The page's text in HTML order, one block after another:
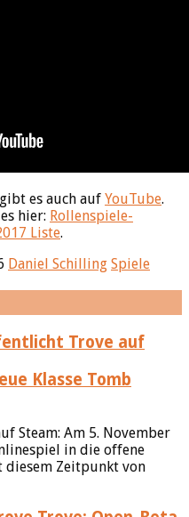
gibt es auch auf YouTube.
hier: Rollenspiele-
Liste.
Daniel Schilling Spiele
Klasse Tomb
Steam: Am 5. November
in die offene
diesem Zeitpunkt von